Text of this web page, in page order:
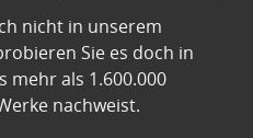
nicht in unserem
Sie es doch in
mehr als 1.600.000
nachweist.